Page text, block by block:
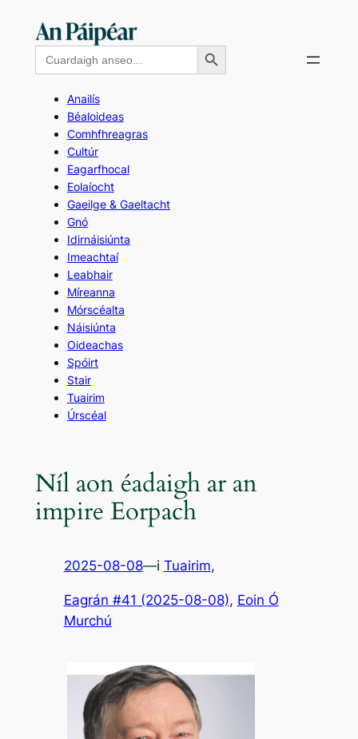
contentSearch
for:
Search Button
Anailís
Béaloideas
Comhfhreagras
Cultúr
Eagarfhocal
Eolaíocht
Gaeilge & Gaeltacht
Gnó
Idirnáisiúnta
Imeachtaí
Leabhair
Míreanna
Mórscéalta
Náisiúnta
Oideachas
Spóirt
Stair
Tuairim
Úrscéal
Níl aon éadaigh ar an
impire Eorpach
2025-08-08—i Tuairim,
Eagrán #41 (2025-08-08), Eoin Ó
Murchú